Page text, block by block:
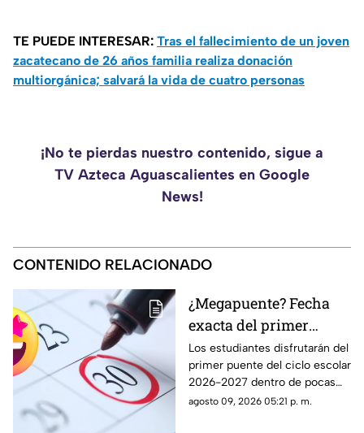
TE PUEDE INTERESAR: Tras el fallecimiento de un joven
zacatecano de 26 años familia realiza donación
multiorgánica; salvará la vida de cuatro personas
¡No te pierdas nuestro contenido, sigue a
TV Azteca Aguascalientes en Google
News!
CONTENIDO RELACIONADO
¿Megapuente? Fecha
exacta del primer
puente del ciclo escolar
2026-2027 en
Aguascalientes
Los estudiantes disfrutarán del
primer puente del ciclo escolar
2026-2027 dentro de pocas
semanas; te contamos la fecha
agosto 09, 2026 05:21 p. m.